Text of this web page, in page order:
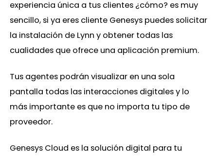
experiencia única a tus clientes ¿cómo? es muy
sencillo, si ya eres cliente Genesys puedes solicitar
la instalación de Lynn y obtener todas las
cualidades que ofrece una aplicación premium.
Tus agentes podrán visualizar en una sola
pantalla todas las interacciones digitales y lo
más importante es que no importa tu tipo de
proveedor.
Genesys Cloud es la solución digital para tu